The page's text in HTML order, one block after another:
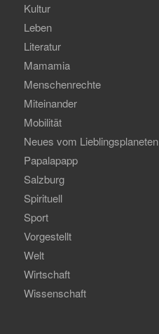
Kultur
Leben
Literatur
Mamamia
Menschenrechte
Miteinander
Mobilität
Neues vom Lieblingsplaneten
Papalapapp
Salzburg
Spirituell
Sport
Vorgestellt
Welt
Wirtschaft
Wissenschaft